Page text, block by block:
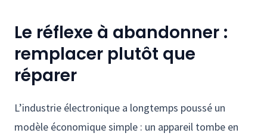
Le réflexe à abandonner :
remplacer plutôt que
réparer
L’industrie électronique a longtemps poussé un
modèle économique simple : un appareil tombe en